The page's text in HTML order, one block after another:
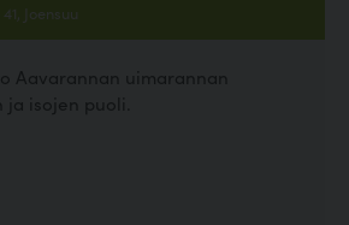
Joensuu
Aavarannan uimarannan
isojen puoli.